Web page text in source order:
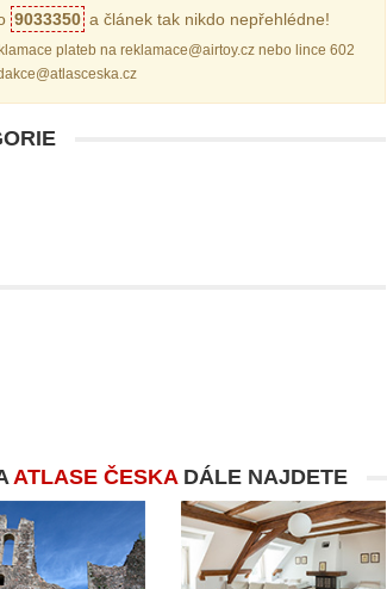
9033350 a článek tak nikdo nepřehlédne!
plateb na reklamace@airtoy.cz nebo lince 602
ATLASE ČESKADÁLE NAJDETE